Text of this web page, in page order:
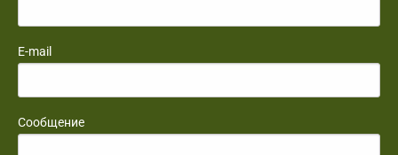
E-mail
Сообщение